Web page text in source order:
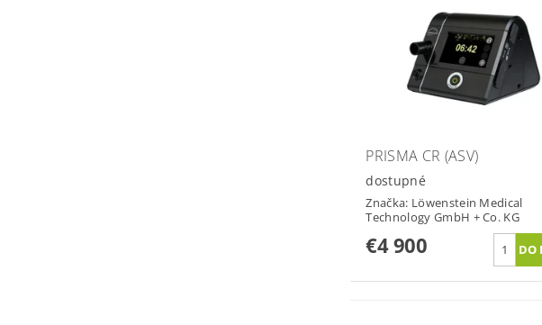
PRISMA CR (ASV)
dostupné
Značka: Löwenstein Medical
Technology GmbH + Co. KG
€4 900